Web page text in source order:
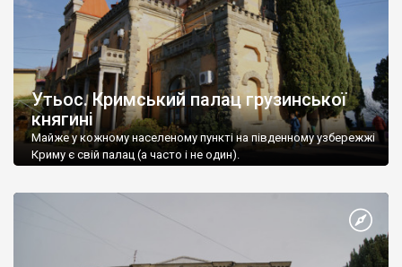
Утьос. Кримський палац грузинської
княгині
Майже у кожному населеному пункті на південному узбережжі
Криму є свій палац (а часто і не один).